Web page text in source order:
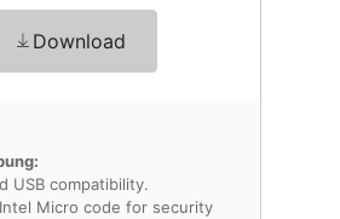
Download
USB compatibility.
Micro code for security